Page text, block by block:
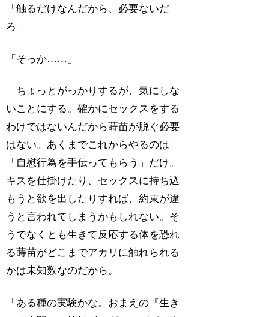
「触るだけなんだから、必要ないだ
ろ」
「そっか……」
ちょっとがっかりするが、気にしな
いことにする。確かにセックスをする
わけではないんだから蒔苗が脱ぐ必要
はない。あくまでこれからやるのは
「自慰行為を手伝ってもらう」だけ。
キスを仕掛けたり、セックスに持ち込
もうと欲を出したりすれば、約束が違
うと言われてしまうかもしれない。そ
うでなくとも生きて反応する体を恐れ
る蒔苗がどこまでアカリに触れられる
かは未知数なのだから。
「ある種の実験かな。おまえの『生き